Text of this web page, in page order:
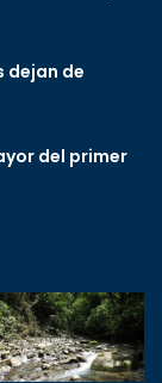
dejan de
del primer